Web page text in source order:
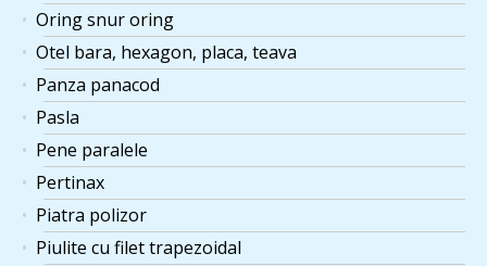
Oring snur oring
Otel bara, hexagon, placa, teava
Panza panacod
Pasla
Pene paralele
Pertinax
Piatra polizor
Piulite cu filet trapezoidal